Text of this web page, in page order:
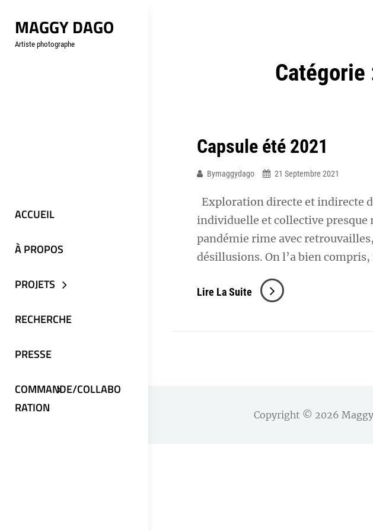
contenu
MAGGY DAGO
Artiste photographe
ACCUEIL
À PROPOS
PROJETS
RECHERCHE
PRESSE
COMMANDE/COLLABO
RATION
Catégorie
Capsule été 2021
Bymaggydago 21 Septembre 2021
Exploration directe et indirecte
individuelle et collective presque
pandémie rime avec
désillusions. On l’a bien
Lire La Suite Capsule
Été
Copyright © 2026